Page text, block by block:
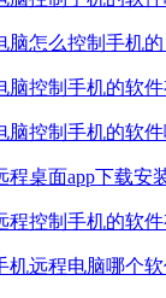
脑怎么控制手机
脑控制手机的软
脑控制手机的软
程桌面app下载安
程控制手机的软
机远程电脑哪个